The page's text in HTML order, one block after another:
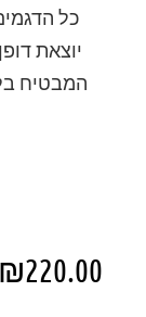
יוצאת
המבטיח
₪220.00